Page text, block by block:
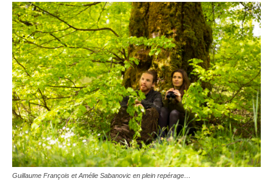
Guillaume François et Amélie Sabanovic en plein repérage…